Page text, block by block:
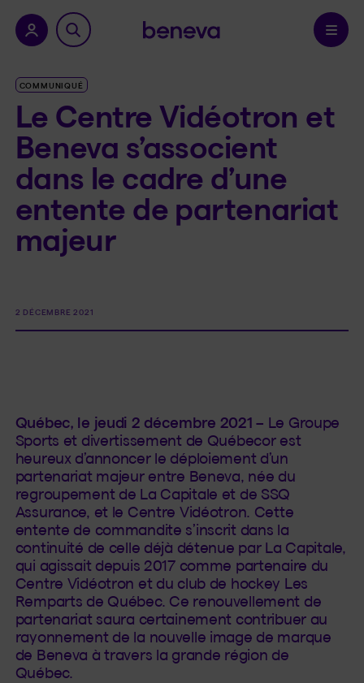
province.Confirmer
COMMUNIQUÉ
Le Centre Vidéotron et
Beneva s’associent
dans le cadre d’une
entente de partenariat
majeur
2 DÉCEMBRE 2021
Québec, le jeudi 2 décembre 2021 – Le Groupe
Sports et divertissement de Québecor est
heureux d’annoncer le déploiement d’un
partenariat majeur entre Beneva, née du
regroupement de La Capitale et de SSQ
Assurance, et le Centre Vidéotron. Cette
entente de commandite s’inscrit dans la
continuité de celle déjà détenue par La Capitale,
qui agissait depuis 2017 comme partenaire du
Centre Vidéotron et du club de hockey Les
Remparts de Québec. Ce renouvellement de
partenariat saura certainement contribuer au
rayonnement de la nouvelle image de marque
de Beneva à travers la grande région de
Québec.